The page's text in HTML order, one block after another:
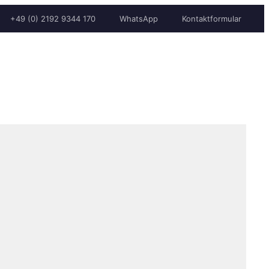
+49 (0) 2192 9344 170 WhatsApp Kontaktformular